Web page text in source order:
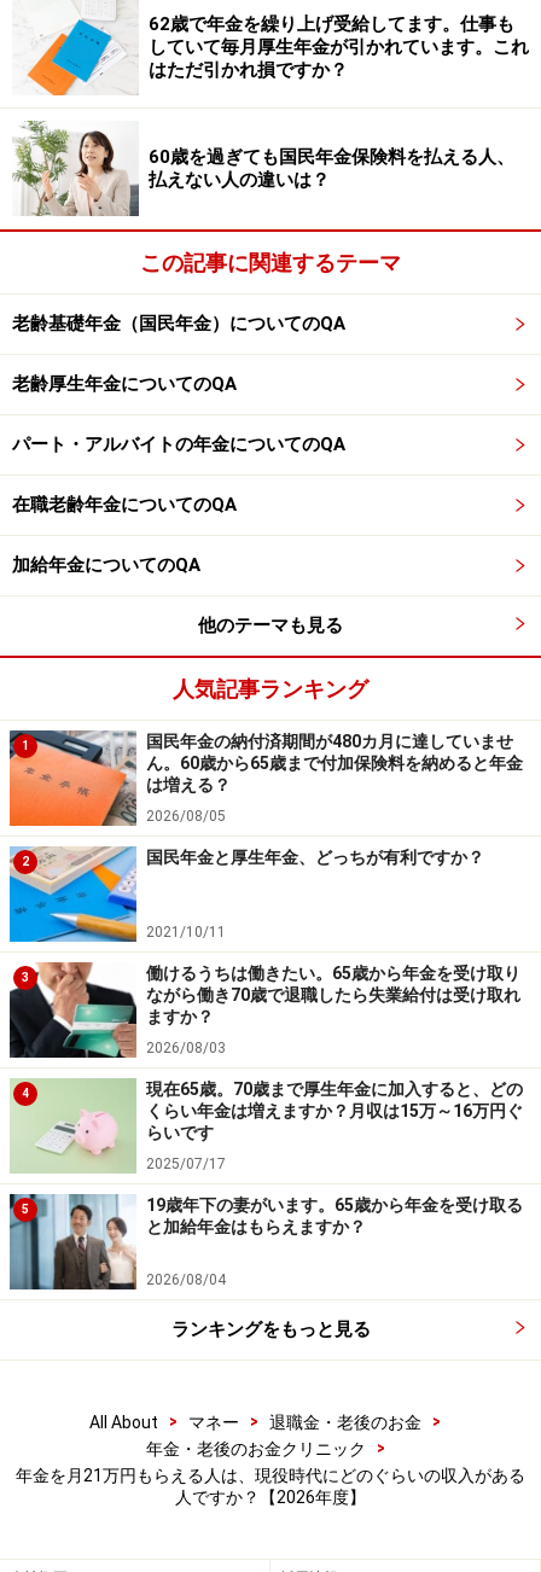
※年収と年金は額面で計算しています。
※専門家に取り上げてほしい質問がある人は
こちらから
応募するか、コメント欄への書き込みをお願いします。
監修・文／深川 弘恵（ファイナンシャルプランナー）
※記事内容は執筆時点のものです。最新の内容をご確認くださ
本記事の内容は一般的な情報提供を目的としており、特定の金融
行ってください。
掲載情報の正確性・完全性については十分に配慮しております
が、その内容を保証するものではなく、これに基づく損失・損害
などについて当社は一切の責任を負いません。
最新の情報や詳細については、必ず各金融機関やサービス提供者
の公式情報をご確認ください。
【編集部からのお知らせ】
・「家計」について、 アンケート（2026/8/31まで）
※抽選で20名にAmazonギフト券1000円分プレゼント
※謝礼付きの限定アンケートやモニター企画に参加が可能に
62歳で年金を繰り上げ受給してます。仕事も
していて毎月厚生年金が引かれています。これ
はただ引かれ損ですか？
60歳を過ぎても国民年金保険料を払える人、
払えない人の違いは？
この記事に関連するテーマ
老齢基礎年金（国民年金）についてのQA
老齢厚生年金についてのQA
パート・アルバイトの年金についてのQA
在職老齢年金についてのQA
加給年金についてのQA
他のテーマも見る
人気記事ランキング
1
国民年金の納付済期間が480カ月に達していませ
ん。60歳から65歳まで付加保険料を納めると年金
は増える？
2026/08/05
2 国民年金と厚生年金、どっちが有利ですか？
2021/10/11
3
働けるうちは働きたい。65歳から年金を受け取り
ながら働き70歳で退職したら失業給付は受け取れ
ますか？
2026/08/03
4
現在65歳。70歳まで厚生年金に加入すると、どの
くらい年金は増えますか？月収は15万～16万円ぐ
らいです
2025/07/17
5
19歳年下の妻がいます。65歳から年金を受け取る
と加給年金はもらえますか？
2026/08/04
ランキングをもっと見る
All About > マネー > 退職金・老後のお金
>
年金・老後のお金クリニック
>
年金を月21万円もらえる人は、現役時代にどのぐらいの収入がある
人ですか？【2026年度】